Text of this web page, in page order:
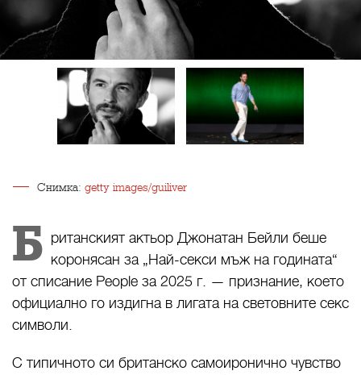
Снимка: getty images/guiliver
Б ританският актьор Джонатан Бейли беше
коронясан за „Най-секси мъж на годината“
от списание People за 2025 г. — признание, което
официално го издигна в лигата на световните секс
символи.
С типичното си британско самоиронично чувство